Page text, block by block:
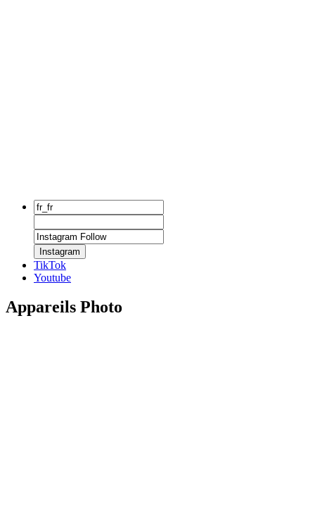
Instagram
TikTok
Youtube
Appareils Photo